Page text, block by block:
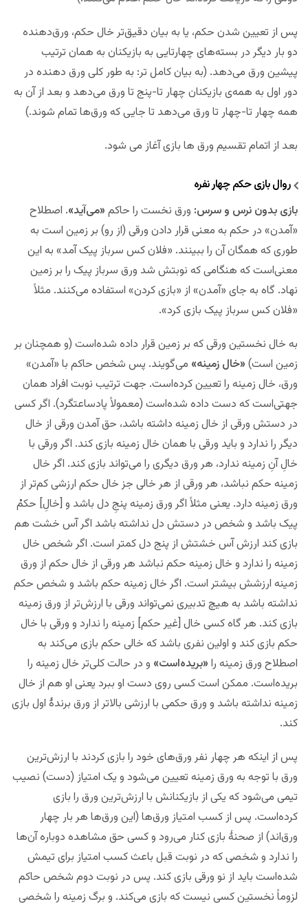
پس از تعیین شدن حکم، یا به بیان دقیق‌تر خال حکم، ورق‌دهنده
دو بار دیگر در بسته‌های چهارتایی به بازیکنان به همان ترتیب
پیشین ورق می‌دهد. (به بیان کامل تر: به طور کلی ورق دهنده در
دور اول به همه‌ی بازیکنان چهار تا-پنج تا ورق می‌دهد و بعد از آن به
همه چهار تا-چهار تا ورق می‌دهد تا جایی که ورق‌ها تمام شوند.)
بعد از اتمام تقسیم ورق ها بازی آغاز می شود.
روال بازی حکم چهار نفره
بازی بدون نرس و سرس: ورق نخست را حاکم «می‌آید». اصطلاح
«آمدن» در حکم به معنی قرار دادن ورقی (از رو) بر زمین است به
طوری که همگان آن را ببینند. «فلان کس سرباز پیک آمد» به این
معنی‌است که هنگامی که نوبتش شد ورق سرباز پیک را بر زمین
نهاد. گاه به جای «آمدن» از «بازی کردن» استفاده می‌کنند. مثلاً
«فلان کس سرباز پیک بازی کرد».
به خال نخستین ورقی که بر زمین قرار داده شده‌است (و همچنان بر
زمین است) «خال زمینه» می‌گویند. پس شخص حاکم با «آمدن»
ورق، خال زمینه را تعیین کرده‌است. جهت ترتیب نوبت افراد همان
جهتی‌است که دست داده شده‌است (معمولاً پادساعتگرد). اگر کسی
در دستش ورقی از خال زمینه داشته باشد، حق آمدن ورقی از خال
دیگر را ندارد و باید ورقی با همان خال زمینه بازی کند. اگر ورقی با
خالِ آنِ زمینه ندارد، هر ورق دیگری را می‌تواند بازی کند. اگر خال
زمینه حکم نباشد، هر ورقی از هر خالی جز خال حکم ارزشی کم‌تر از
ورق زمینه دارد. یعنی مثلاً اگر ورق زمینه پنجِ دل باشد و [خالِ] حکمْ
پیک باشد و شخص در دستش دل نداشته باشد اگر آس خشت هم
بازی کند ارزش آس خشتش از پنج دل کمتر است. اگر شخص خال
زمینه را ندارد و خال زمینه حکم نباشد هر ورقی از خال حکم از ورق
زمینه ارزشش بیشتر است. اگر خال زمینه حکم باشد و شخص حکم
نداشته باشد به هیچ تدبیری نمی‌تواند ورقی با ارزش‌تر از ورق زمینه
بازی کند. هر گاه کسی خال [غیر حکم] زمینه را ندارد و ورقی با خال
حکم بازی کند و اولین نفری باشد که خالی حکم بازی می‌کند به
اصطلاح ورق زمینه را «بریده‌است» و در حالت کلی‌تر خال زمینه را
بریده‌است. ممکن است کسی روی دست او ببرد یعنی او هم از خال
زمینه نداشته باشد و ورق حکمی با ارزشی بالاتر از ورق برندهٔ اول بازی
کند.
پس از اینکه هر چهار نفر ورق‌های خود را بازی کردند با ارزش‌ترین
ورق با توجه به ورق زمینه تعیین می‌شود و یک امتیاز (دست) نصیب
تیمی می‌شود که یکی از بازیکنانش با ارزش‌ترین ورق را بازی
کرده‌است. پس از کسب امتیاز ورق‌ها (این ورق‌ها هر بار چهار
ورق‌اند) از صحنهٔ بازی کنار می‌رود و کسی حق مشاهده دوباره آن‌ها
را ندارد و شخصی که در نوبت قبل باعث کسب امتیاز برای تیمش
شده‌است باید از نو ورقی بازی کند. پس در نوبت دوم شخص حاکم
لزوماً نخستین کسی نیست که بازی می‌کند. و برگ زمینه را شخصی